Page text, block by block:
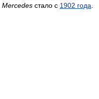
Mercedes стало с 1902 года.